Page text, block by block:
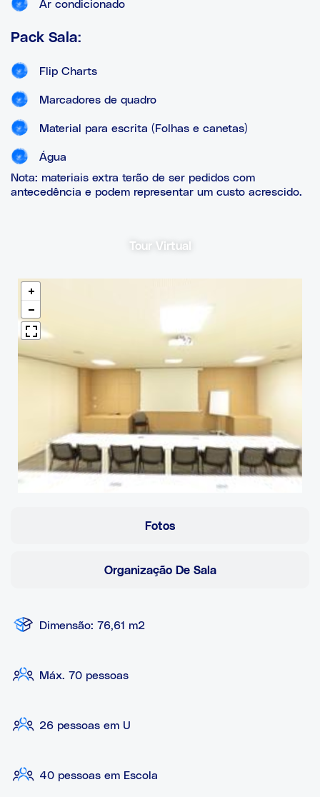
Ar condicionado
Pack Sala:
Flip Charts
Marcadores de quadro
Material para escrita (Folhas e canetas)
Água
Nota: materiais extra terão de ser pedidos com
antecedência e podem representar um custo acrescido.
Tour Virtual
Fotos
Organização De Sala
Dimensão: 76,61 m2
Máx. 70 pessoas
26 pessoas em U
40 pessoas em Escola